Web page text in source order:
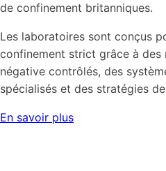
de confinement britanniques.
Les laboratoires sont conçus
confinement strict grâce à des
négative contrôlés, des
spécialisés et des stratégies
En savoir plus